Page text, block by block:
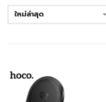
ใหม่ล่าสุด